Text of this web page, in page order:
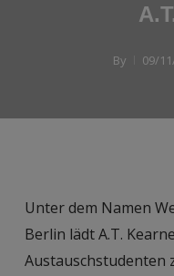
By 09/
Unter dem Namen
Berlin lädt A.T.
Austauschstudenten